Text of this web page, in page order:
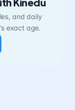
and daily
exact age.